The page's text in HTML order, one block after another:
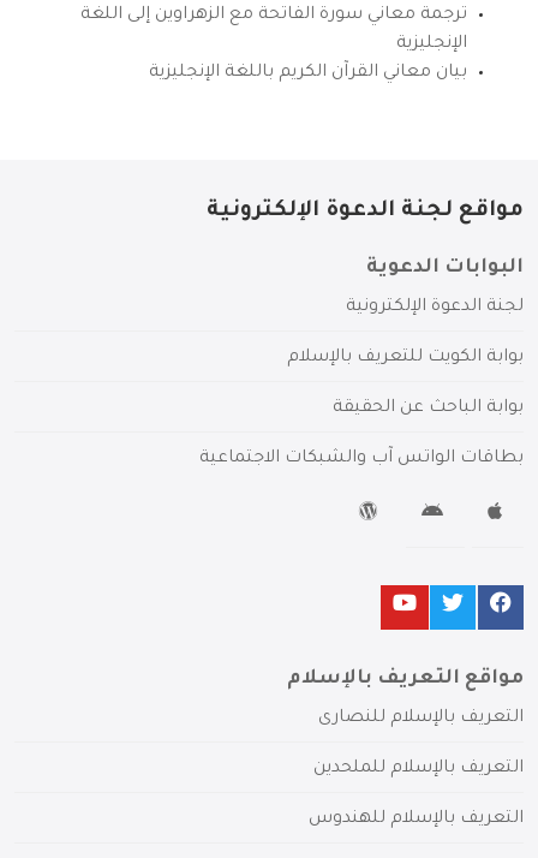
ترجمة معاني سورة الفاتحة مع الزهراوين إلى اللغة
الإنجليزية
بيان معاني القرآن الكريم باللغة الإنجليزية
مواقع لجنة الدعوة الإلكترونية
البوابات الدعوية
لجنة الدعوة الإلكترونية
بوابة الكويت للتعريف بالإسلام
بوابة الباحث عن الحقيقة
بطاقات الواتس آب والشبكات الاجتماعية
مواقع التعريف بالإسلام
التعريف بالإسلام للنصارى
التعريف بالإسلام للملحدين
التعريف بالإسلام للهندوس